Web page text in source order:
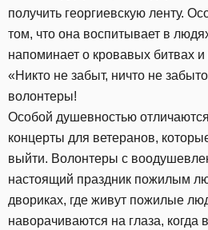
получить георгиевскую ленту.
том, что она воспитывает в
напоминает о кровавых битвах
«Никто не забыт, ничто не
волонтеры!
Особой душевностью
концерты для ветеранов,
выйти. Волонтеры с
настоящий праздник пожилым
двориках, где живут пожилые
наворачиваются на глаза,